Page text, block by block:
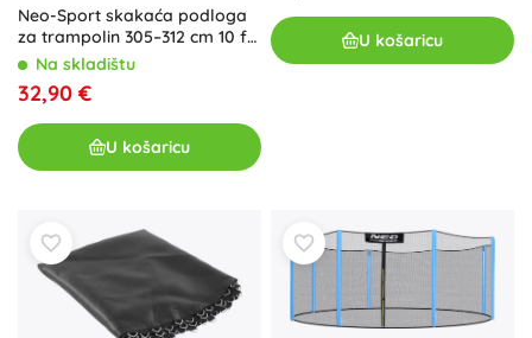
Neo-Sport skakaća podloga
za trampolin 305–312 cm 10 ft
54 opruge
Na skladištu
32,90 €
U košaricu
U košaricu